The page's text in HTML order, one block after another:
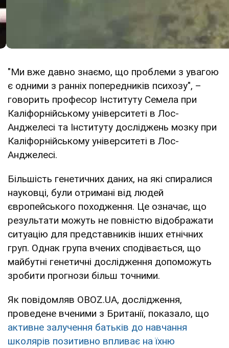
"Ми вже давно знаємо, що проблеми з увагою
є одними з ранніх попередників психозу", –
говорить професор Інституту Семела при
Каліфорнійському університеті в Лос-
Анджелесі та Інституту досліджень мозку при
Каліфорнійському університеті в Лос-
Анджелесі.
Більшість генетичних даних, на які спиралися
науковці, були отримані від людей
європейського походження. Це означає, що
результати можуть не повністю відображати
ситуацію для представників інших етнічних
груп. Однак група вчених сподівається, що
майбутні генетичні дослідження допоможуть
зробити прогнози більш точними.
Як повідомляв OBOZ.UA, дослідження,
проведене вченими з Британії, показало, що
активне залучення батьків до навчання
школярів позитивно впливає на їхню